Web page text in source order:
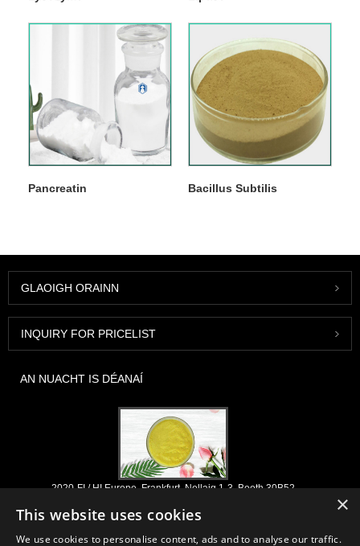
Pancreatin Bacillus Subtilis
GLAOIGH ORAINN
INQUIRY FOR PRICELIST
AN NUACHT IS DÉANAÍ
2020-FI / HI Europe, Frankfurt, Nollaig 1-3, Booth 30B52
2021/03/30
Déanaimid na comhábhair agus na táirgí riachtanacha a fhorbairt, a
×
This website uses cookies
We use cookies to personalise content, ads and to analyse our traffic.